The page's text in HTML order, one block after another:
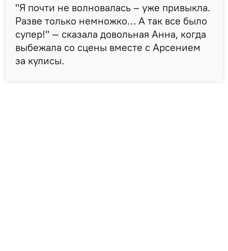
"Я почти не волновалась – уже привыкла.
Разве только немножко… А так все было
супер!" — сказала довольная Анна, когда
выбежала со сцены вместе с Арсением
за кулисы.